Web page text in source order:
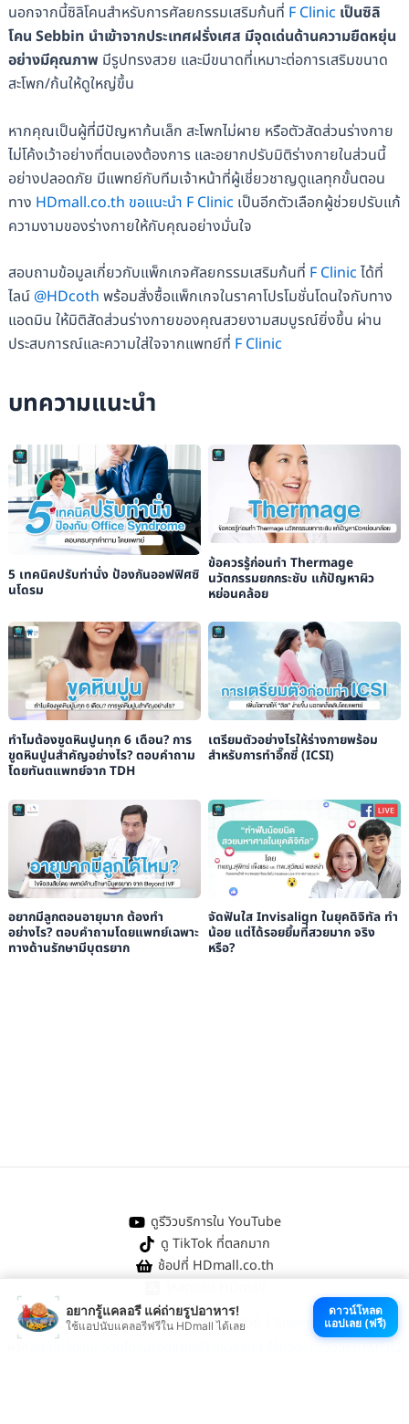
นอกจากนี้ซิลิโคนสำหรับการศัลยกรรมเสริมก้นที่ F Clinic เป็นซิลิ
โคน Sebbin นำเข้าจากประเทศฝรั่งเศส มีจุดเด่นด้านความยืดหยุ่น
อย่างมีคุณภาพ มีรูปทรงสวย และมีขนาดที่เหมาะต่อการเสริมขนาด
สะโพก/ก้นให้ดูใหญ่ขึ้น
หากคุณเป็นผู้ที่มีปัญหาก้นเล็ก สะโพกไม่ผาย หรือตัวสัดส่วนร่างกาย
ไม่โค้งเว้าอย่างที่ตนเองต้องการ และอยากปรับมิติร่างกายในส่วนนี้
อย่างปลอดภัย มีแพทย์กับทีมเจ้าหน้าที่ผู้เชี่ยวชาญดูแลทุกขั้นตอน
ทาง HDmall.co.th ขอแนะนำ F Clinic เป็นอีกตัวเลือกผู้ช่วยปรับแก้
ความงามของร่างกายให้กับคุณอย่างมั่นใจ
สอบถามข้อมูลเกี่ยวกับแพ็กเกจศัลยกรรมเสริมก้นที่ F Clinic ได้ที่
ไลน์ @HDcoth พร้อมสั่งซื้อแพ็กเกจในราคาโปรโมชั่นโดนใจกับทาง
แอดมิน ให้มิติสัดส่วนร่างกายของคุณสวยงามสมบูรณ์ยิ่งขึ้น ผ่าน
ประสบการณ์และความใส่ใจจากแพทย์ที่ F Clinic
บทความแนะนำ
5 เทคนิคปรับท่านั่ง ป้องกันออฟฟิศซิ
นโดรม
ข้อควรรู้ก่อนทำ Thermage
นวัตกรรมยกกระชับ แก้ปัญหาผิว
หย่อนคล้อย
ทำไมต้องขูดหินปูนทุก 6 เดือน? การ
ขูดหินปูนสำคัญอย่างไร? ตอบคำถาม
โดยทันตแพทย์จาก TDH
เตรียมตัวอย่างไรให้ร่างกายพร้อม
สำหรับการทำอิ๊กซี่ (ICSI)
อยากมีลูกตอนอายุมาก ต้องทำ
อย่างไร? ตอบคำถามโดยแพทย์เฉพาะ
ทางด้านรักษามีบุตรยาก
จัดฟันใส Invisalign ในยุคดิจิทัล ทำ
น้อย แต่ได้รอยยิ้มที่สวยมาก จริง
หรือ?
ดูรีวิวบริการใน YouTube
ดู TikTok ที่ตลกมาก
ช้อปที่ HDmall.co.th
@ 2026 HDmall | สงวนลิขสิทธิ์ |
Sitemap
ตรวจสุขภาพทั่วไป
อยากรู้แคลอรี แค่ถ่ายรูปอาหาร!
ใช้แอปนับแคลอรีฟรีใน HDmall ได้เลย
ดาวน์โหลด
แอปเลย (ฟรี)